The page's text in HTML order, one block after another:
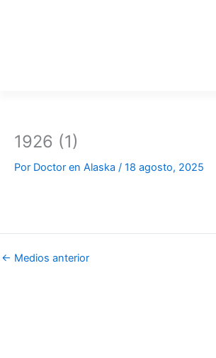
1926 (1)
Por Doctor en Alaska / 18 agosto, 2025
← Medios anterior